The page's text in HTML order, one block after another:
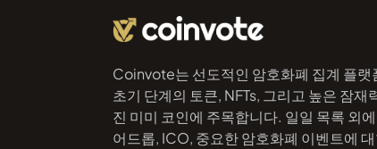
Coinvote는 선도적인 암호화폐 집계 플랫
초기 단계의 토큰, NFTs, 그리고 높은 잠재
진 미미 코인에 주목합니다. 일일 목록 외
어드롭, ICO, 중요한 암호화폐 이벤트에